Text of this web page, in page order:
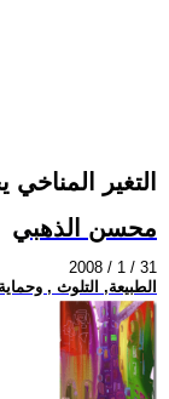
التغير
محسن الذهبي
2008 / 1 / 31
الطبيعة, التلوث ,